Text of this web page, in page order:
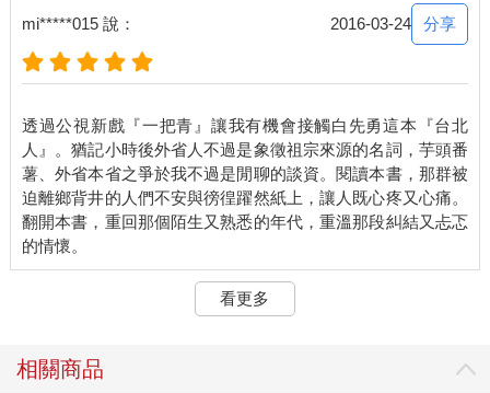
mi*****015 說： 2016-03-24 分享
透過公視新戲『一把青』讓我有機會接觸白先勇這本『台北
人』。猶記小時後外省人不過是象徵祖宗來源的名詞，芋頭番
薯、外省本省之爭於我不過是閒聊的談資。閱讀本書，那群被
迫離鄉背井的人們不安與徬徨躍然紙上，讓人既心疼又心痛。
翻開本書，重回那個陌生又熟悉的年代，重溫那段糾結又忐忑
看更多
相關商品